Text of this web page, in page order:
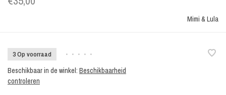
Mimi & Lula
3 Op voorraad • • • • •
Beschikbaar in de winkel: Beschikbaarheid
controleren